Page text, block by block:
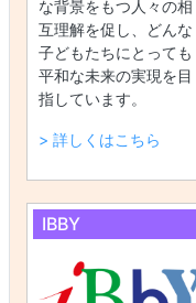
な背景をもつ人々の相
互理解を促し、どんな
子どもたちにとっても
平和な未来の実現を目
指しています。
> 詳しくはこちら
IBBY